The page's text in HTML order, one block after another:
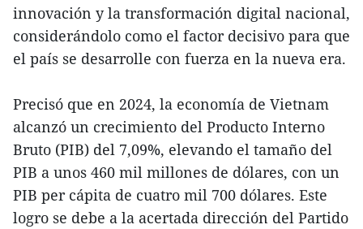
innovación y la transformación digital nacional,
considerándolo como el factor decisivo para que
el país se desarrolle con fuerza en la nueva era.
Precisó que en 2024, la economía de Vietnam
alcanzó un crecimiento del Producto Interno
Bruto (PIB) del 7,09%, elevando el tamaño del
PIB a unos 460 mil millones de dólares, con un
PIB per cápita de cuatro mil 700 dólares. Este
logro se debe a la acertada dirección del Partido